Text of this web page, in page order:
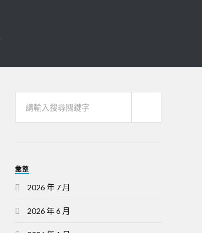
彙整
2026 年 7 月
2026 年 6 月